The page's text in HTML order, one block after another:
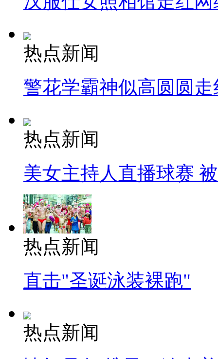
热点新闻
警花学霸神似高圆圆走
热点新闻
美女主持人直播球赛
热点新闻
直击"圣诞泳装裸跑"
热点新闻